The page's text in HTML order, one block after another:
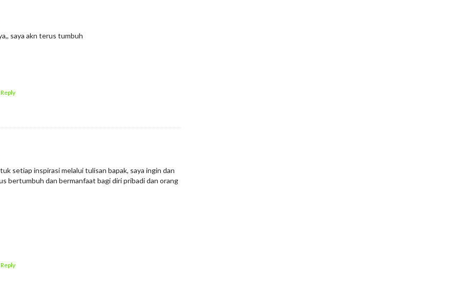
saya akn terus tumbuh
setiap inspirasi melalui tulisan bapak, saya ingin dan
bertumbuh dan bermanfaat bagi diri pribadi dan orang